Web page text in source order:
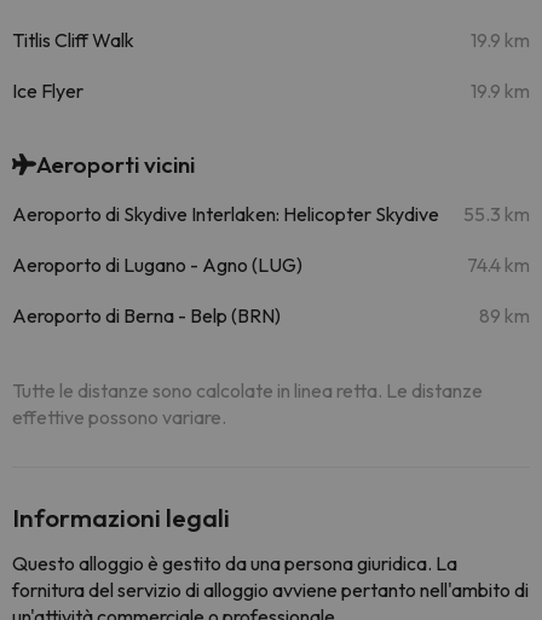
Titlis Cliff Walk 19.9 km
Ice Flyer 19.9 km
Aeroporti vicini
Aeroporto di Skydive Interlaken: Helicopter Skydive 55.3 km
Aeroporto di Lugano - Agno (LUG) 74.4 km
Aeroporto di Berna - Belp (BRN) 89 km
Tutte le distanze sono calcolate in linea retta. Le distanze
effettive possono variare.
Informazioni legali
Questo alloggio è gestito da una persona giuridica. La
fornitura del servizio di alloggio avviene pertanto nell'ambito di